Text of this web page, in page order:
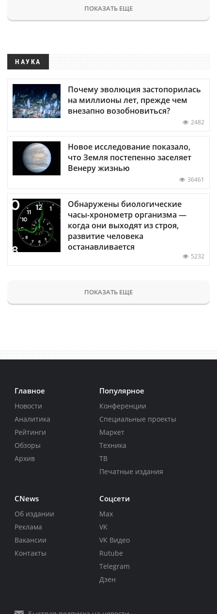
ПОКАЗАТЬ ЕЩЕ
НАУКА
Почему эволюция застопорилась
на миллионы лет, прежде чем
внезапно возобновиться?
2482
Новое исследование показало,
что Земля постепенно заселяет
Венеру жизнью
36461
Обнаружены биологические
часы-хронометр организма —
когда они выходят из строя,
развитие человека
останавливается
5232
ПОКАЗАТЬ ЕЩЕ
Главное
Новости
Аналитика
Рейтинги
Обзоры
Архив
Популярное
Конференции
Специальные проекты
Маркет
Техника
ТВ
Печатные издания
CNews
Об издании
Реклама
Вакансии
Контакты
Соцсети
Max
VK
VK Видео
Rutube
Telegram
Дзен